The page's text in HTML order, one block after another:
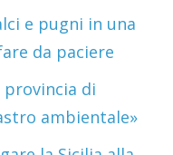
e pugni in una
da paciere
provincia di
ambientale»